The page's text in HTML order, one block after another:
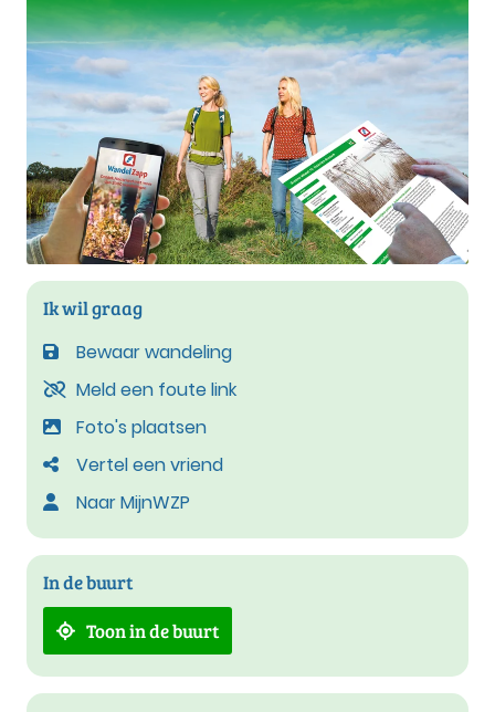
Ik wil graag
Bewaar wandeling
Meld een foute link
Foto's plaatsen
Vertel een vriend
Naar MijnWZP
In de buurt
Toon in de buurt